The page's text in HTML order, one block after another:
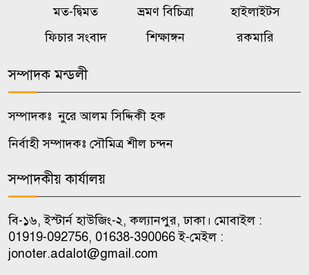
রাষ্ট্রবিরোধী গোপন তৎপরতায়
অস্ট্রেলিয়ার সাথে বাণিজ্য, বিনিয়োগ
গুরুত্বারোপ
৮
চেয়ে রুল
৯
মত-দ্বিমত
ভ্রমণ বিচিত্রা
হাইলাইটস
ফিচার সংবাদ
শিক্ষাঙ্গন রকমারি
সম্পাদক মন্ডলী
সম্পাদকঃ নুরে আলম সিদ্দিকী হক
নির্বাহী সম্পাদকঃ সৌমিত্র শীল চন্দন
সম্পাদকীয় কার্যালয়
বি-১৬, ইস্টার্ন হাউজিং-২, কল্যানপুর, ঢাকা। মোবাইল :
01919-092756, 01638-390066 ই-মেইল :
jonoter.adalot@gmail.com